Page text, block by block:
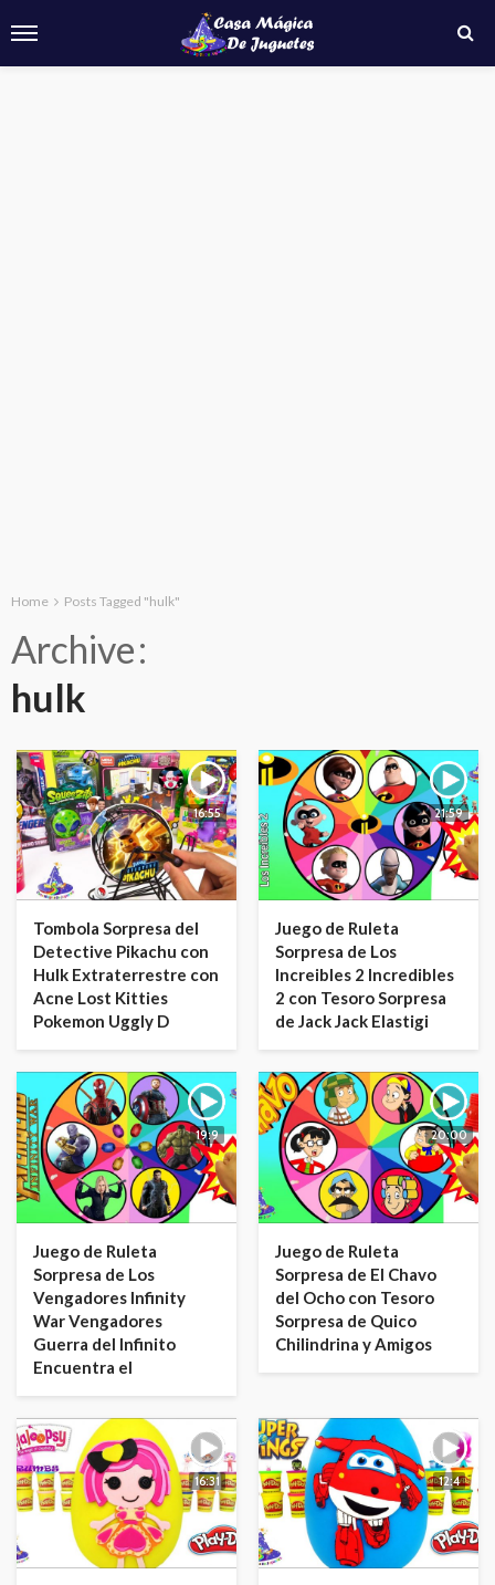
Home Posts Tagged "hulk"
Archive
hulk
16:55
Tombola Sorpresa del
Detective Pikachu con
Hulk Extraterrestre con
Acne Lost Kitties
Pokemon Uggly D
21:59
Juego de Ruleta
Sorpresa de Los
Increibles 2 Incredibles
2 con Tesoro Sorpresa
de Jack Jack Elastigi
19:9
Juego de Ruleta
Sorpresa de Los
Vengadores Infinity
War Vengadores
Guerra del Infinito
Encuentra el
20:00
Juego de Ruleta
Sorpresa de El Chavo
del Ocho con Tesoro
Sorpresa de Quico
Chilindrina y Amigos
16:31 12:4